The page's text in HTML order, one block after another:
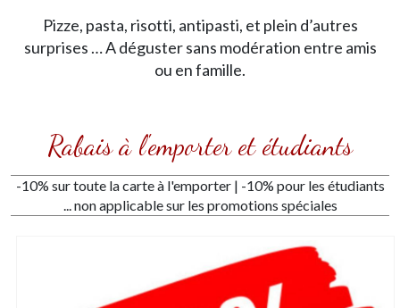
Pizze, pasta, risotti, antipasti, et plein d’autres
surprises … A déguster sans modération entre amis
ou en famille.
Rabais à l'emporter et étudiants
-10% sur toute la carte à l'emporter | -10% pour les étudiants
... non applicable sur les promotions spéciales